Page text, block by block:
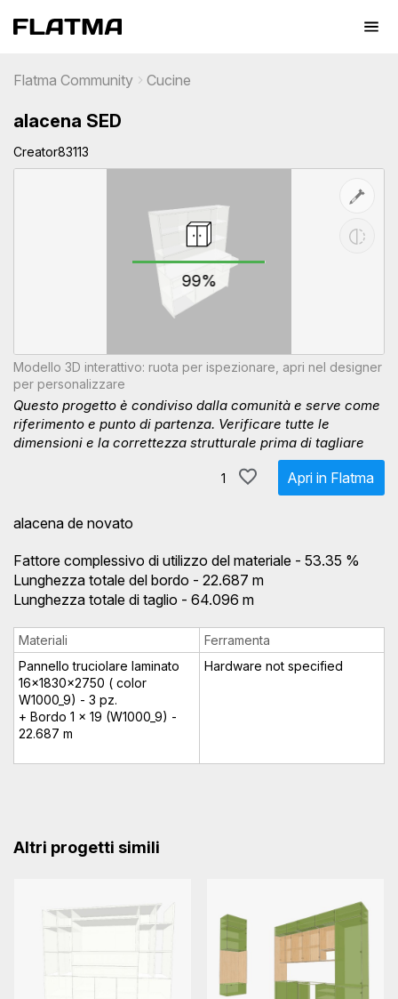
Flatma Community Cucine
alacena SED
Creator83113
99%
Modello 3D interattivo: ruota per ispezionare, apri nel designer
per personalizzare
Questo progetto è condiviso dalla comunità e serve come
riferimento e punto di partenza. Verificare tutte le
dimensioni e la correttezza strutturale prima di tagliare
1 Apri in Flatma
alacena de novato
Fattore complessivo di utilizzo del materiale - 53.35 %
Lunghezza totale del bordo - 22.687 m
Lunghezza totale di taglio - 64.096 m
Materiali
Ferramenta
Pannello truciolare laminato
16x1830x2750 ( color
W1000_9) - 3 pz.
+ Bordo 1 x 19 (W1000_9) -
22.687 m
Hardware not specified
Altri progetti simili